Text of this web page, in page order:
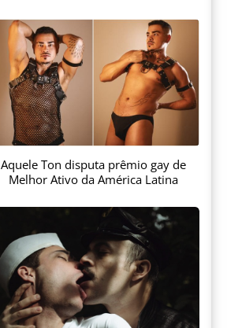
Aquele Ton disputa prêmio gay de
Melhor Ativo da América Latina